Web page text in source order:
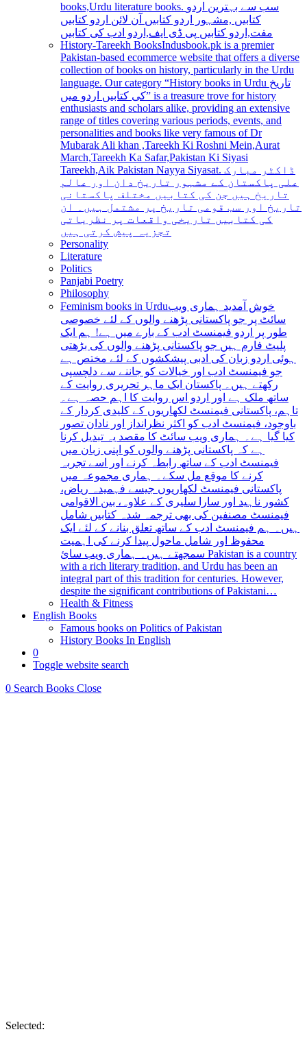
books,Urdu literature books. سب سے بہترین اردو
کتابیں ,مشہور اردو کتابیں آن لائن اردو کتابیں
مفت,اردو کتابیں پی ڈی ایف,اردو ادب کی کتابیں
History-Tareekh BooksIndusbook.pk is a premier
Pakistan-based ecommerce website that offers a diverse
collection of books on history, particularly in the Urdu
language. Our category “History books in Urdu تاریخ
کی کتابیں اردو میں” is a treasure trove for history
enthusiasts and scholars alike, providing an extensive
range of titles covering various periods, events, and
personalities and books like very famous of Dr
Mubarak Ali khan ,Tareekh Ki Roshni Mein,Aurat
March,Tareekh Ka Safar,Pakistan Ki Siyasi
Tareekh,Aik Pakistan Nayya Siyasat. ڈاکٹر مبارک
علی پاکستان کے مشہور تاریخ دان اور عالم
تاریخ ہیں جن کی کتابیں مختلف پاکستانی
تاریخ اور سب قومی تاریخ پر مشتمل ہیں۔ ان
کی کتابیں تاریخی واقعات پر نظریاتی
تجزیہ پیش کرتی ہیں
Personality
Literature
Politics
Panjabi Poetry
Philosophy
Feminism books in Urduخوش آمدید ہماری ویب
سائٹ پر جو پاکستانی پڑھنے والوں کے لئے خصوصی
طور پر اردو فیمنسٹ ادب کے بارے میں ہے! ہم ایک
پلیٹ فارم ہیں جو پاکستانی پڑھنے والوں کی بڑھتی
ہوئی اردو زبان کی ادبی پیشکشوں کے لئے مختص ہے
جو فیمنسٹ ادب اور خیالات کو جاننے سے دلچسپی
رکھتے ہیں۔ پاکستان ایک ماہر تحریری روایت کے
ساتھ ملک ہے اور اردو اس روایت کا اہم حصہ ہے۔
تاہم، پاکستانی فیمنسٹ لکھاریوں کے کلیدی کردار کے
باوجود، فیمنسٹ ادب کو اکثر نظرانداز اور نادان تصور
کیا گیا ہے۔ ہماری ویب سائٹ کا مقصد یہ تبدیل کرنا
ہے کہ پاکستانی پڑھنے والوں کو اپنی زبان میں
فیمنسٹ ادب کے ساتھ رابطہ کرنے اور اسے تجربہ
کرنے کا موقع مل سکے۔ ہماری مجموعہ میں
پاکستانی فیمنسٹ لکھاریوں جیسے فہمیدہ ریاض،
کشور ناہید اور سارا سلیری کے علاوہ، بین الاقوامی
فیمنسٹ مصنفین کی بھی ترجمہ شدہ کتابیں شامل
ہیں۔ ہم فیمنسٹ ادب کے ساتھ تعلق بنانے کے لئے ایک
محفوظ اور شامل ماحول پیدا کرنے کی اہمیت
سمجھتے ہیں۔ ہماری ویب سائ Pakistan is a country
with a rich literary tradition, and Urdu has been an
integral part of this tradition for centuries. However,
despite the significant contributions of Pakistani…
Health & Fitness
English Books
Famous books on Politics of Pakistan
History Books In English
0
Toggle website search
0 Search Books Close
Selected: